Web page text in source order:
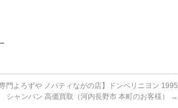
専門よろずや ノバティながの店】ドンペリニヨン 1995
シャンパン 高価買取（河内長野市 本町のお客様）
→